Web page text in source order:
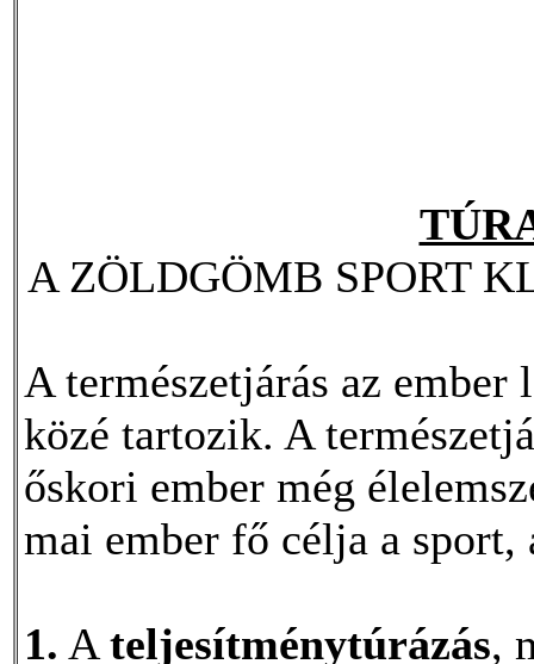
A ZÖLDGÖMB SPORT
A természetjárás az ember
közé tartozik. A
őskori ember még
mai ember fő célja a sport,
1. A teljesítménytúrázás,